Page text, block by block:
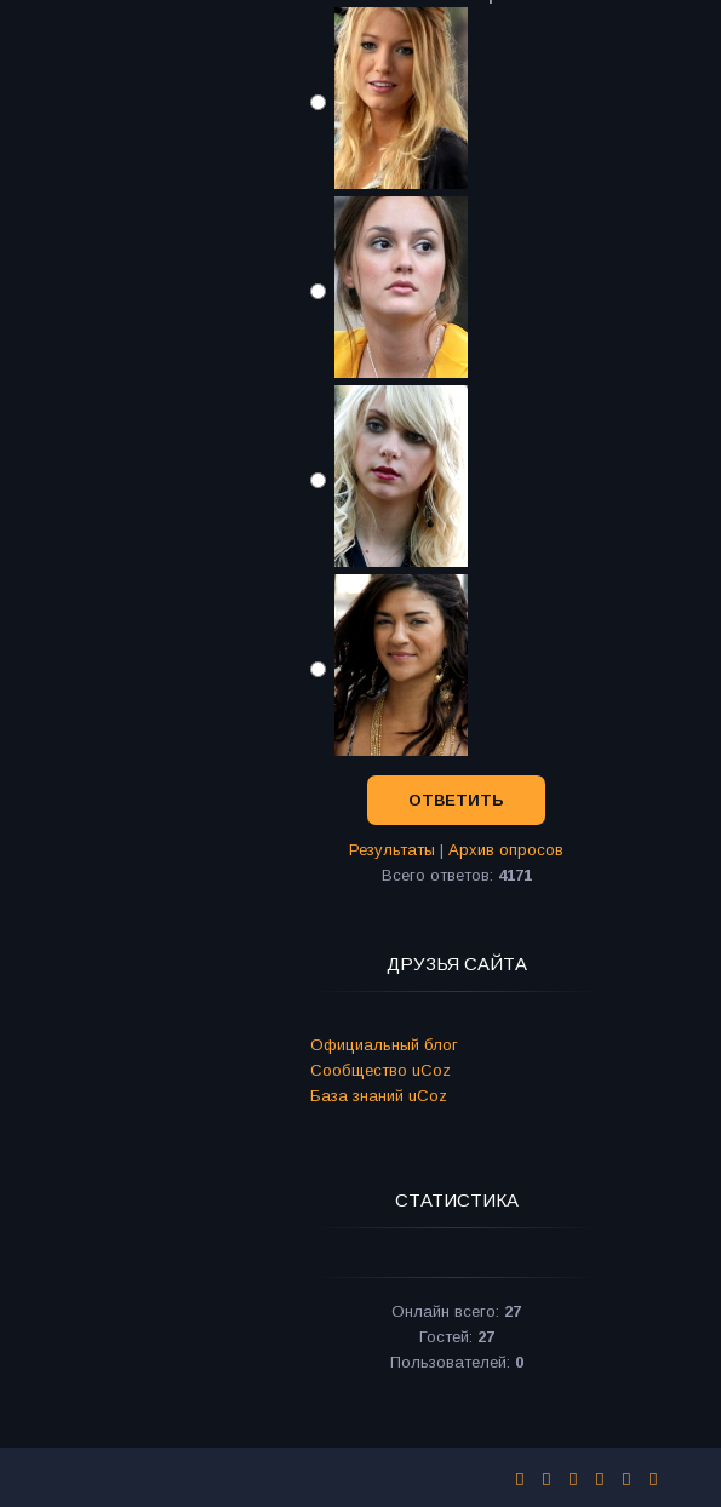
Результаты |Архив опросов
Всего ответов: 4171
ДРУЗЬЯ САЙТА
Официальный блог
Сообщество uCoz
База знаний uCoz
СТАТИСТИКА
Онлайн всего: 27
Гостей: 27
Пользователей: 0